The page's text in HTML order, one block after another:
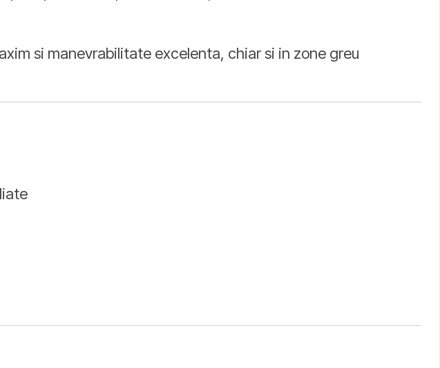
si manevrabilitate excelenta, chiar si in zone greu